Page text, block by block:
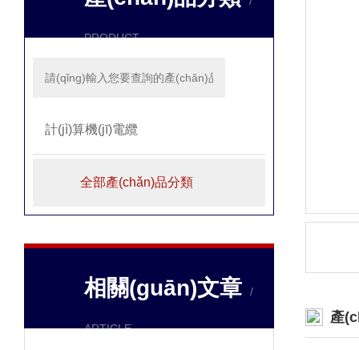
PRODUCT
計(jì)算機(jī)電纜
全部產(chǎn)品分類
相關(guān)文章 /
ARTICLE
產